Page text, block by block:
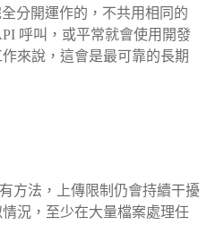
分開運作的，不共用相同的
呼叫，或平常就會使用開發
來說，這會是最可靠的長期
方法，上傳限制仍會持續干擾
況，至少在大量檔案處理任